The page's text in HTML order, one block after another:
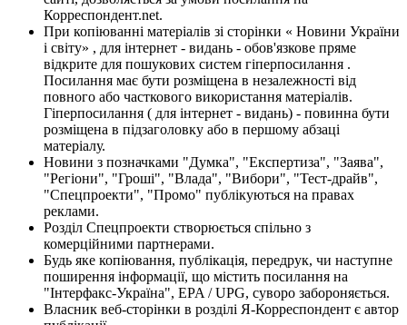
Корреспондент.net.
При копіюванні матеріалів зі сторінки « Новини України
і світу» , для інтернет - видань - обов'язкове пряме
відкрите для пошукових систем гіперпосилання .
Посилання має бути розміщена в незалежності від
повного або часткового використання матеріалів.
Гіперпосилання ( для інтернет - видань) - повинна бути
розміщена в підзаголовку або в першому абзаці
матеріалу.
Новини з позначками "Думка", "Експертиза", "Заява",
"Регіони", "Гроші", "Влада", "Вибори", "Тест-драйв",
"Спецпроекти", "Промо" публікуються на правах
реклами.
Розділ Спецпроекти створюється спільно з
комерційними партнерами.
Будь яке копіювання, публікація, передрук, чи наступне
поширення інформації, що містить посилання на
"Інтерфакс-Україна", EPA / UPG, суворо забороняється.
Власник веб-сторінки в розділі Я-Корреспондент є автор